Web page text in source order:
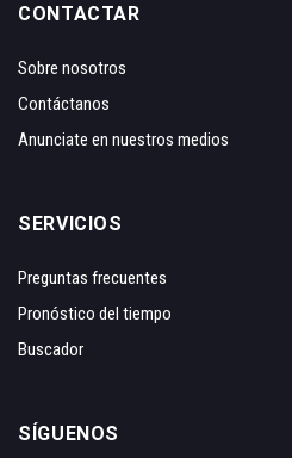
CONTACTAR
Sobre nosotros
Contáctanos
Anunciate en nuestros medios
SERVICIOS
Preguntas frecuentes
Pronóstico del tiempo
Buscador
SÍGUENOS